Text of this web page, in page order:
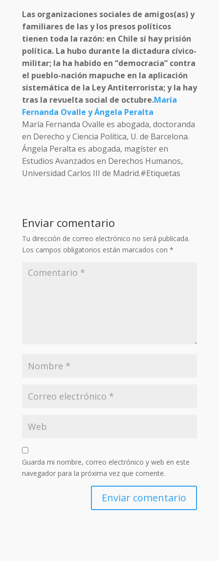
Las organizaciones sociales de amigos(as) y
familiares de las y los presos políticos
tienen toda la razón: en Chile sí hay prisión
política. La hubo durante la dictadura cívico-
militar; la ha habido en “democracia” contra
el pueblo-nación mapuche en la aplicación
sistemática de la Ley Antiterrorista; y la hay
tras la revuelta social de octubre.María
Fernanda Ovalle y Ángela Peralta
María Fernanda Ovalle es abogada, doctoranda
en Derecho y Ciencia Política, U. de Barcelona.
Ángela Peralta es abogada, magíster en
Estudios Avanzados en Derechos Humanos,
Universidad Carlos III de Madrid.#Etiquetas
Enviar comentario
Tu dirección de correo electrónico no será publicada.
Los campos obligatorios están marcados con *
Guarda mi nombre, correo electrónico y web en este
navegador para la próxima vez que comente.
Enviar comentario